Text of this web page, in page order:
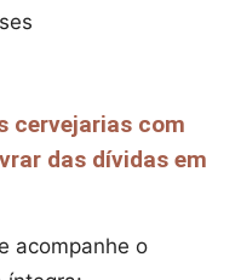
cervejarias com
das dívidas em
acompanhe o